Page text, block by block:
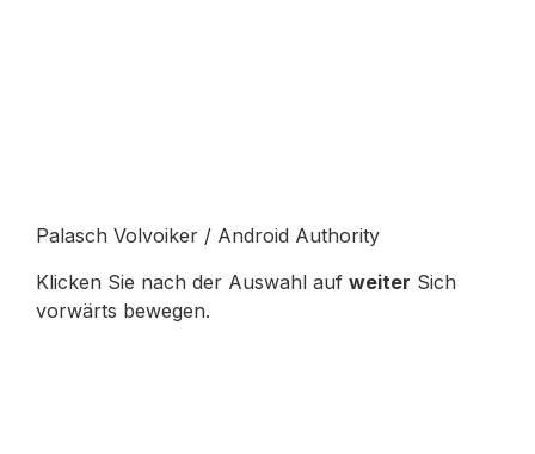
Palasch Volvoiker / Android Authority
Klicken Sie nach der Auswahl auf weiter Sich
vorwärts bewegen.